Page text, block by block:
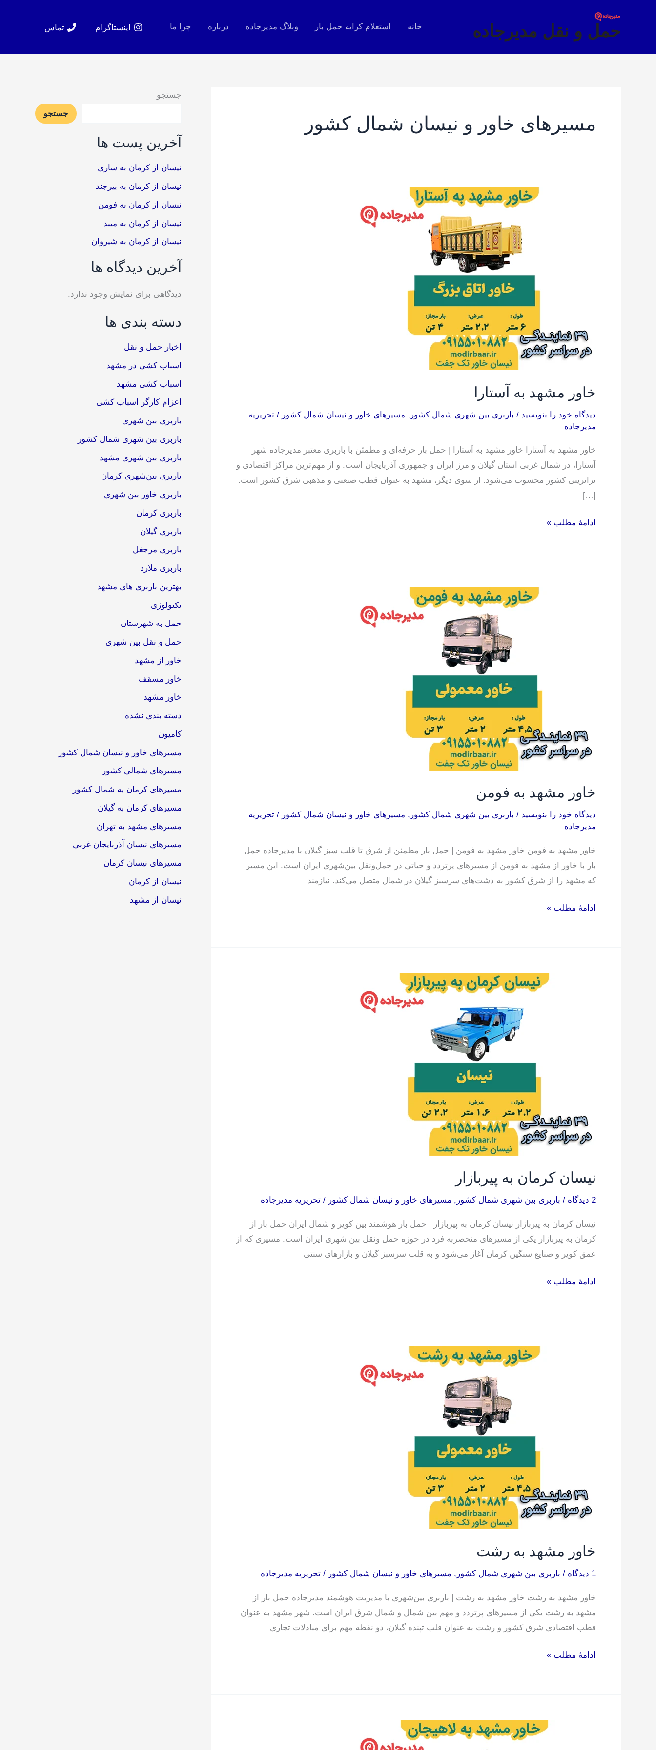
حمل و نقل مدیرجاده خانه استعلام کرایه حمل بار وبلاگ مدیرجاده درباره چرا ما اینستاگرام تماس
مسیرهای خاور و نیسان شمال کشور
خاور مشهد به آستارا
دیدگاه‌ خود را بنویسید / باربری بین شهری شمال کشور , مسیرهای خاور و نیسان شمال کشور / تحریریه
مدیرجاده
خاور مشهد به آستارا خاور مشهد به آستارا | حمل بار حرفه‌ای و مطمئن با باربری معتبر مدیرجاده شهر
آستارا، در شمال غربی استان گیلان و مرز ایران و جمهوری آذربایجان است. و از مهم‌ترین مراکز اقتصادی و
ترانزیتی کشور محسوب می‌شود. از سوی دیگر، مشهد به عنوان قطب صنعتی و مذهبی شرق کشور است.
[…]
ادامۀ مطلب »
خاور مشهد به فومن
دیدگاه‌ خود را بنویسید / باربری بین شهری شمال کشور , مسیرهای خاور و نیسان شمال کشور / تحریریه
مدیرجاده
خاور مشهد به فومن خاور مشهد به فومن | حمل بار مطمئن از شرق تا قلب سبز گیلان با مدیرجاده حمل
بار با خاور از مشهد به فومن از مسیرهای پرتردد و حیاتی در حمل‌ونقل بین‌شهری ایران است. این مسیر
که مشهد را از شرق کشور به دشت‌های سرسبز گیلان در شمال متصل می‌کند. نیازمند
ادامۀ مطلب »
نیسان کرمان به پیربازار
2 دیدگاه / باربری بین شهری شمال کشور , مسیرهای خاور و نیسان شمال کشور / تحریریه مدیرجاده
نیسان کرمان به پیربازار نیسان کرمان به پیربازار | حمل بار هوشمند بین کویر و شمال ایران حمل بار از
کرمان به پیربازار یکی از مسیرهای منحصربه فرد در حوزه حمل ونقل بین شهری ایران است. مسیری که از
عمق کویر و صنایع سنگین کرمان آغاز می‌شود و به قلب سرسبز گیلان و بازارهای سنتی
ادامۀ مطلب »
خاور مشهد به رشت
1 دیدگاه / باربری بین شهری شمال کشور , مسیرهای خاور و نیسان شمال کشور / تحریریه مدیرجاده
خاور مشهد به رشت خاور مشهد به رشت | باربری بین‌شهری با مدیریت هوشمند مدیرجاده حمل بار از
مشهد به رشت یکی از مسیرهای پرتردد و مهم بین شمال و شمال شرق ایران است. شهر مشهد به عنوان
قطب اقتصادی شرق کشور و رشت به عنوان قلب تپنده گیلان، دو نقطه مهم برای مبادلات تجاری
ادامۀ مطلب »
جستجو
جستجو
آخرین پست ها
نیسان از کرمان به ساری
نیسان از کرمان به بیرجند
نیسان از کرمان به فومن
نیسان از کرمان به میبد
نیسان از کرمان به شیروان
آخرین دیدگاه ها
دیدگاهی برای نمایش وجود ندارد.
دسته بندی ها
اخبار حمل و نقل
اسباب کشی در مشهد
اسباب کشی مشهد
اعزام کارگر اسباب کشی
باربری بین شهری
باربری بین شهری شمال کشور
باربری بین شهری مشهد
باربری بین‌شهری کرمان
باربری خاور بین شهری
باربری کرمان
باربری گیلان
باربری مرجغل
باربری ملارد
بهترین باربری های مشهد
تکنولوژی
حمل به شهرستان
حمل و نقل بین شهری
خاور از مشهد
خاور مسقف
خاور مشهد
دسته بندی نشده
کامیون
مسیرهای خاور و نیسان شمال کشور
مسیرهای شمالی کشور
مسیرهای کرمان به شمال کشور
مسیرهای کرمان به گیلان
مسیرهای مشهد به تهران
مسیرهای نیسان آذربایجان غربی
مسیرهای نیسان کرمان
نیسان از کرمان
نیسان از مشهد